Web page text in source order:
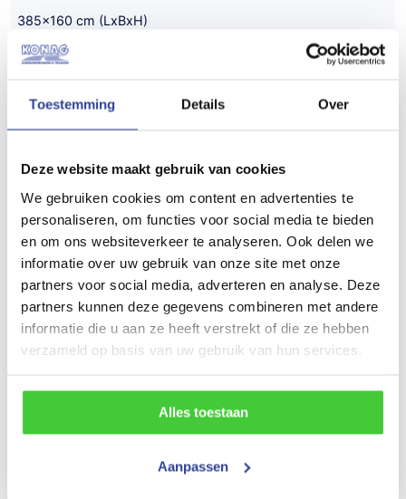
Toestemming Details Over
Deze website maakt gebruik van cookies
We gebruiken cookies om content en advertenties te
personaliseren, om functies voor social media te bieden
en om ons websiteverkeer te analyseren. Ook delen we
informatie over uw gebruik van onze site met onze
partners voor social media, adverteren en analyse. Deze
partners kunnen deze gegevens combineren met andere
informatie die u aan ze heeft verstrekt of die ze hebben
verzameld op basis van uw gebruik van hun services.
Alles toestaan
Aanpassen
385x160 cm (LxBxH)
Gewicht
1155 kg
1
Bouwjaar
Nieuw
Populaire accessoires